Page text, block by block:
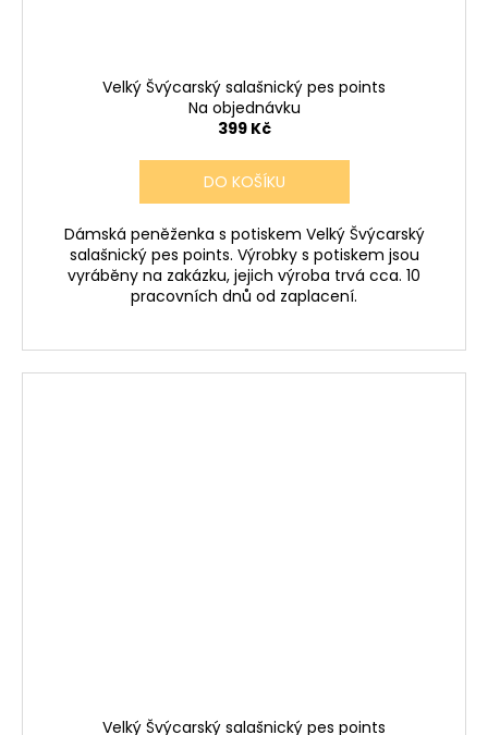
Velký Švýcarský salašnický pes points
Na objednávku
399 Kč
DO KOŠÍKU
Dámská peněženka s potiskem Velký Švýcarský
salašnický pes points. Výrobky s potiskem jsou
vyráběny na zakázku, jejich výroba trvá cca. 10
pracovních dnů od zaplacení.
Velký Švýcarský salašnický pes points